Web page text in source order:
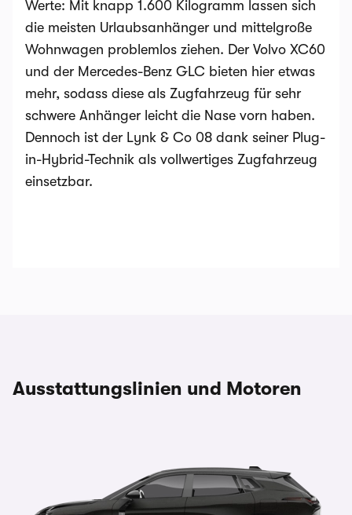
Werte: Mit knapp 1.600 Kilogramm lassen sich
die meisten Urlaubsanhänger und mittelgroße
Wohnwagen problemlos ziehen. Der Volvo XC60
und der Mercedes-Benz GLC bieten hier etwas
mehr, sodass diese als Zugfahrzeug für sehr
schwere Anhänger leicht die Nase vorn haben.
Dennoch ist der Lynk & Co 08 dank seiner Plug-
in-Hybrid-Technik als vollwertiges Zugfahrzeug
einsetzbar.
Ausstattungslinien und Motoren